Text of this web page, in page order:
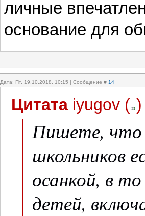
личные
основание для
Дата: Пт, 19.10.2018, 10:15 | Сообщение # 14
Цитата iyugov ( )
Пишете, что
школьников
осанкой, в
детей,